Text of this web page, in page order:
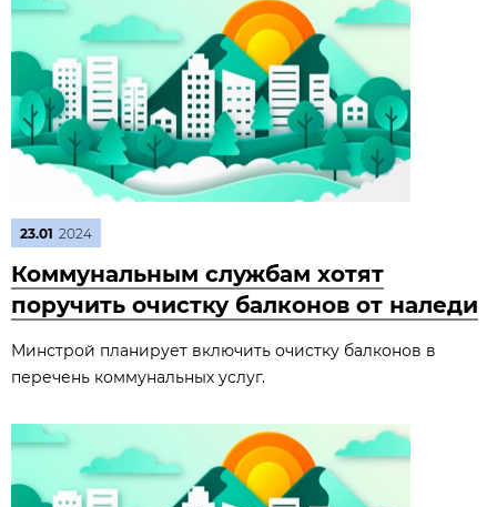
23.01 2024
Коммунальным службам хотят
поручить очистку балконов от наледи
Минстрой планирует включить очистку балконов в
перечень коммунальных услуг.